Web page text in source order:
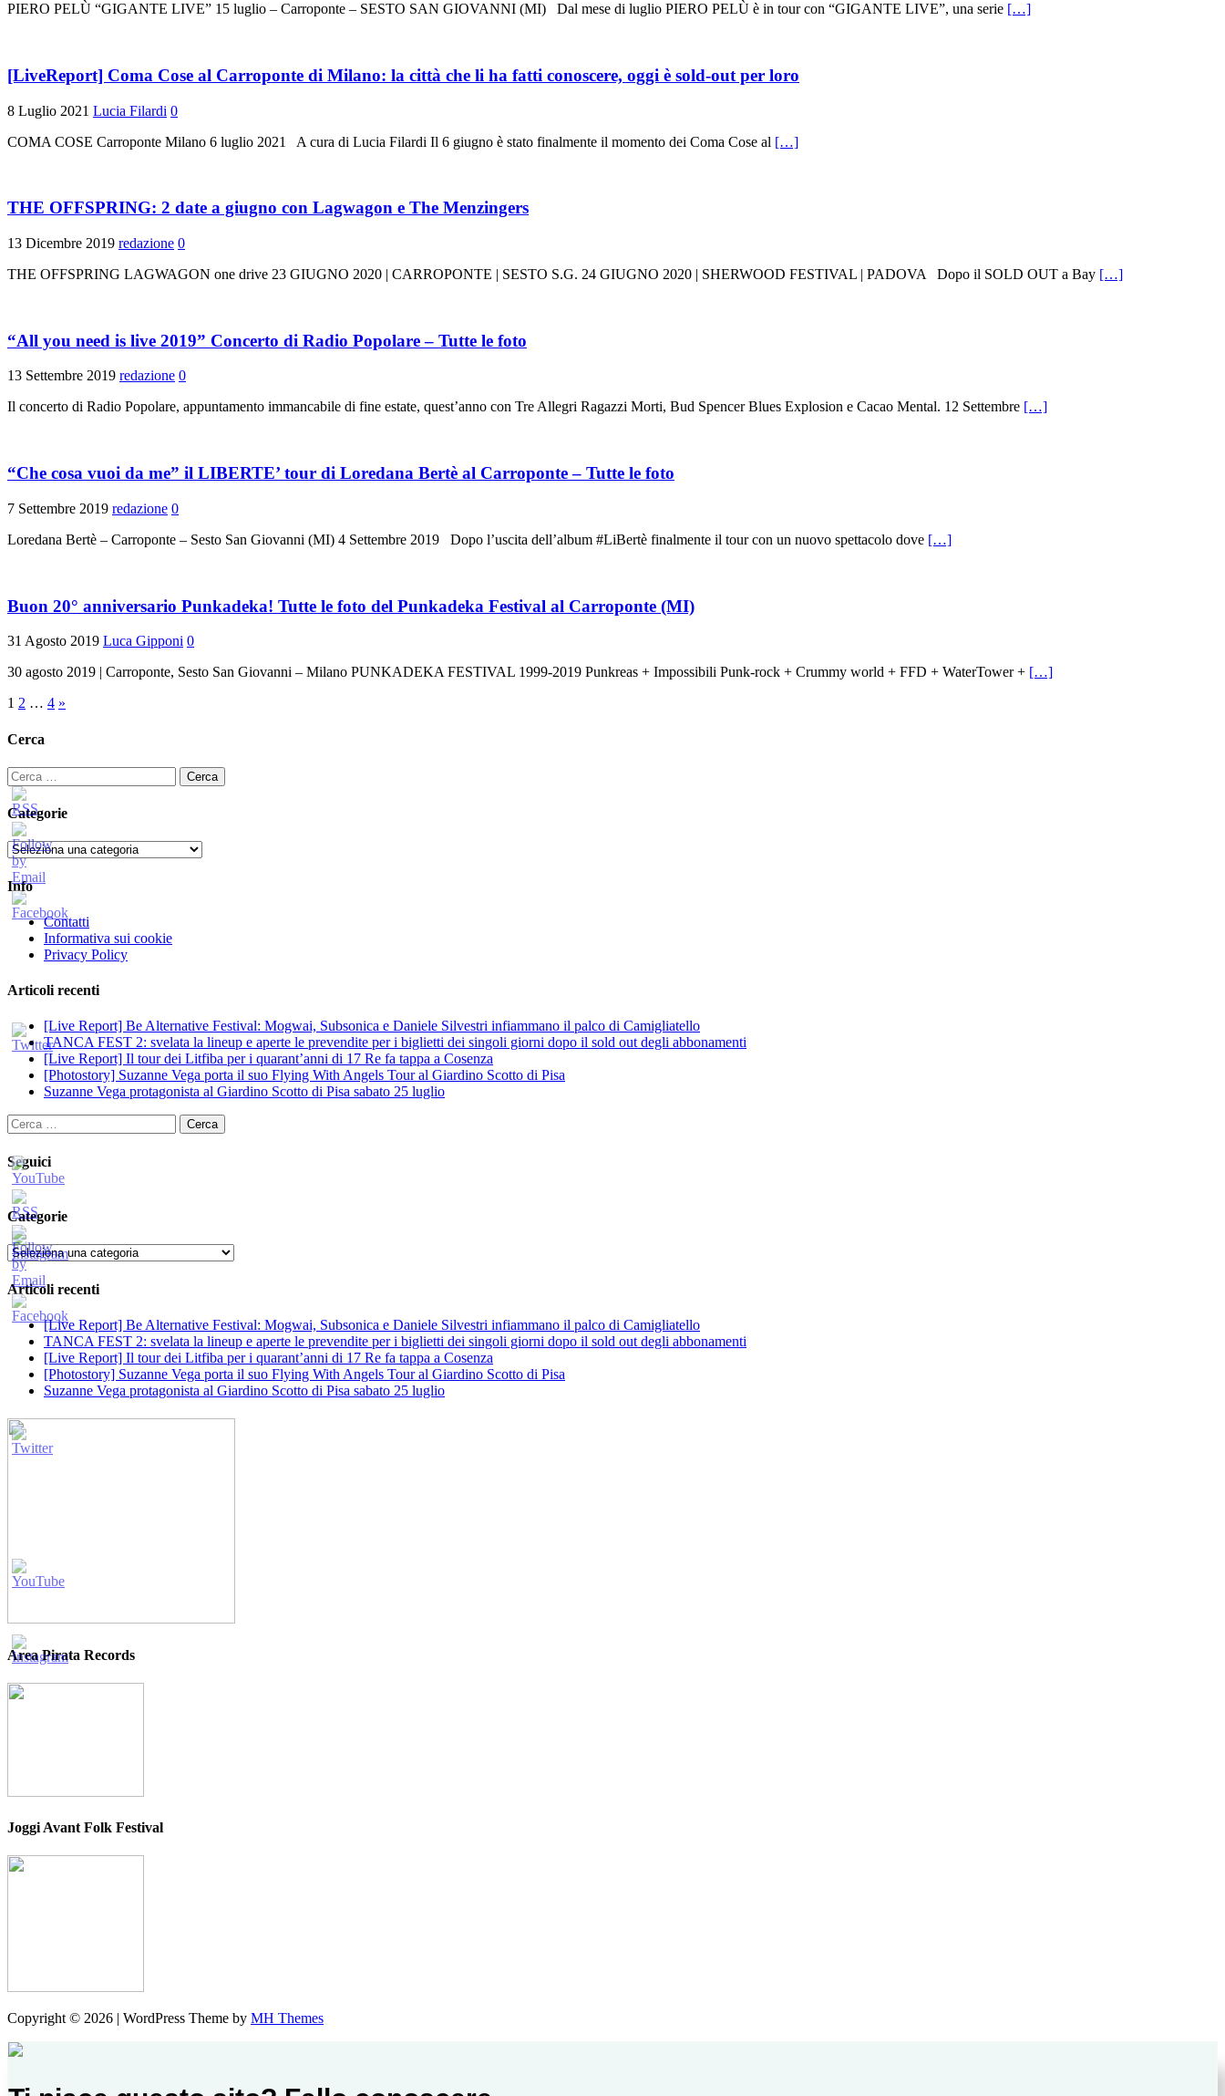
PIERO PELÙ “GIGANTE LIVE” 15 luglio – Carroponte – SESTO SAN GIOVANNI (MI) Dal mese di luglio PIERO PELÙ è in tour con “GIGANTE LIVE”, una serie […]
[LiveReport] Coma Cose al Carroponte di Milano: la città che li ha fatti conoscere, oggi è sold-out per loro
8 Luglio 2021 Lucia Filardi 0
COMA COSE Carroponte Milano 6 luglio 2021 A cura di Lucia Filardi Il 6 giugno è stato finalmente il momento dei Coma Cose al […]
THE OFFSPRING: 2 date a giugno con Lagwagon e The Menzingers
13 Dicembre 2019 redazione 0
THE OFFSPRING LAGWAGON one drive 23 GIUGNO 2020 | CARROPONTE | SESTO S.G. 24 GIUGNO 2020 | SHERWOOD FESTIVAL | PADOVA Dopo il SOLD OUT a Bay […]
“All you need is live 2019” Concerto di Radio Popolare – Tutte le foto
13 Settembre 2019 redazione 0
Il concerto di Radio Popolare, appuntamento immancabile di fine estate, quest’anno con Tre Allegri Ragazzi Morti, Bud Spencer Blues Explosion e Cacao Mental. 12 Settembre […]
“Che cosa vuoi da me” il LIBERTE’ tour di Loredana Bertè al Carroponte – Tutte le foto
7 Settembre 2019 redazione 0
Loredana Bertè – Carroponte – Sesto San Giovanni (MI) 4 Settembre 2019 Dopo l’uscita dell’album #LiBertè finalmente il tour con un nuovo spettacolo dove […]
Buon 20° anniversario Punkadeka! Tutte le foto del Punkadeka Festival al Carroponte (MI)
31 Agosto 2019 Luca Gipponi 0
30 agosto 2019 | Carroponte, Sesto San Giovanni – Milano PUNKADEKA FESTIVAL 1999-2019 Punkreas + Impossibili Punk-rock + Crummy world + FFD + WaterTower + […]
Paginazione
degli
1 2 … 4 »
Cerca
Ricerca
per:
Categorie
Categorie
Info
Contatti
Informativa sui cookie
Privacy Policy
Articoli recenti
[Live Report] Be Alternative Festival: Mogwai, Subsonica e Daniele Silvestri infiammano il palco di Camigliatello
TANCA FEST 2: svelata la lineup e aperte le prevendite per i biglietti dei singoli giorni dopo il sold out degli abbonamenti
[Live Report] Il tour dei Litfiba per i quarant’anni di 17 Re fa tappa a Cosenza
[Photostory] Suzanne Vega porta il suo Flying With Angels Tour al Giardino Scotto di Pisa
Suzanne Vega protagonista al Giardino Scotto di Pisa sabato 25 luglio
Ricerca
per:
Seguici
Categorie
Categorie
Articoli recenti
[Live Report] Be Alternative Festival: Mogwai, Subsonica e Daniele Silvestri infiammano il palco di Camigliatello
TANCA FEST 2: svelata la lineup e aperte le prevendite per i biglietti dei singoli giorni dopo il sold out degli abbonamenti
[Live Report] Il tour dei Litfiba per i quarant’anni di 17 Re fa tappa a Cosenza
[Photostory] Suzanne Vega porta il suo Flying With Angels Tour al Giardino Scotto di Pisa
Suzanne Vega protagonista al Giardino Scotto di Pisa sabato 25 luglio
Area Pirata Records
Joggi Avant Folk Festival
Copyright © 2026 | WordPress Theme by MH Themes